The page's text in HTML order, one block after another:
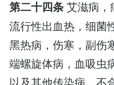
第二十四条艾滋病，
流行性出血热，细菌
黑热病，伤寒，副伤
端螺旋体病，血吸虫
以及其他传染病，不